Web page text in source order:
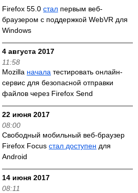
Firefox 55.0стал первым веб-
браузером с поддержкой WebVR для
Windows
4 августа 2017
11:58
Mozilla начала тестировать онлайн-
сервис для безопасной отправки
файлов через Firefox Send
22 июня 2017
08:00
Свободный мобильный веб-браузер
Firefox Focusстал доступен для
Android
14 июня 2017
08:11